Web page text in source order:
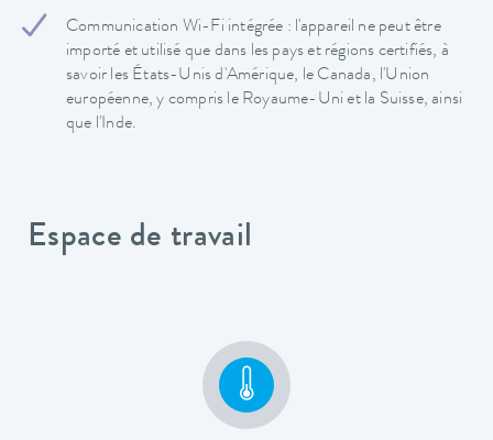
Communication Wi-Fi intégrée : l'appareil ne peut être
importé et utilisé que dans les pays et régions certifiés, à
savoir les États-Unis d'Amérique, le Canada, l'Union
européenne, y compris le Royaume-Uni et la Suisse, ainsi
que l'Inde.
Espace de travail